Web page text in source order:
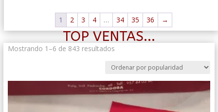
1 2 3 4 … 34 35 36 →
TOP VENTAS...
Mostrando 1–6 de 843 resultadosOrdenado
popularidad